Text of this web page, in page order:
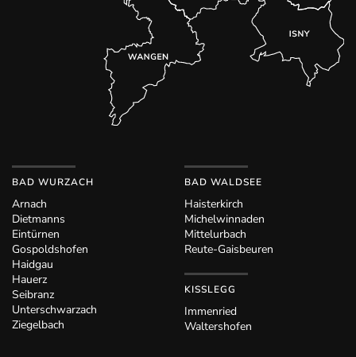
BAD WURZACH
Arnach
Dietmanns
Eintürnen
Gospoldshofen
Haidgau
Hauerz
Seibranz
Unterschwarzach
Ziegelbach
BAD WALDSEE
Haisterkirch
Michelwinnaden
Mittelurbach
Reute-Gaisbeuren
KISSLEGG
Immenried
Waltershofen